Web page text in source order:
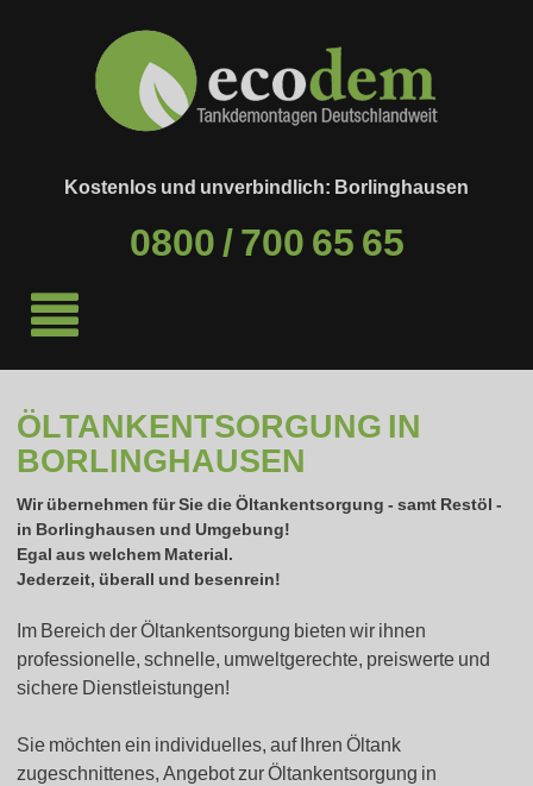
Kostenlos und unverbindlich: Borlinghausen
0800 / 700 65 65
ÖLTANKENTSORGUNG IN
BORLINGHAUSEN
Wir übernehmen für Sie die Öltankentsorgung - samt Restöl -
in Borlinghausen und Umgebung!
Egal aus welchem Material.
Jederzeit, überall und besenrein!
Im Bereich der Öltankentsorgung bieten wir ihnen
professionelle, schnelle, umweltgerechte, preiswerte und
sichere Dienstleistungen!
Sie möchten ein individuelles, auf Ihren Öltank
zugeschnittenes, Angebot zur Öltankentsorgung in